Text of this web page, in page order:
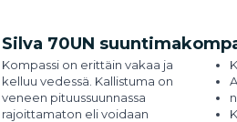
mahdollistaa yönavigoinnin. 3
ohjausviivaa - mahdollistaa
lukemisen eri kulmista. 5 vuoden
takuu.
Silva 70UN
Kompassi on erittäin vakaa ja
kelluu vedessä. Kallistuma on
veneen pituussuunnassa
rajoittamaton eli voidaan